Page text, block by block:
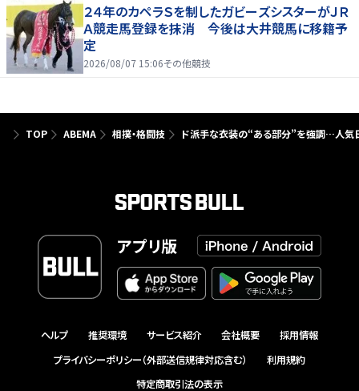
２４年のカペラＳを制したガビーズシスターがＪＲ
Ａ競走馬登録を抹消 今後は大井競馬に移籍予
定
2026/08/07 15:06その他競技
TOP ABEMA 相撲・格闘技 ド派手な衣装の“ある部分”を強調…人気
アプリ版
ヘルプ 推奨環境 サービス紹介 会社概要
採用情報
プライバシーポリシー（外部送信規律対応含む）
利用規約
特定商取引法の表示